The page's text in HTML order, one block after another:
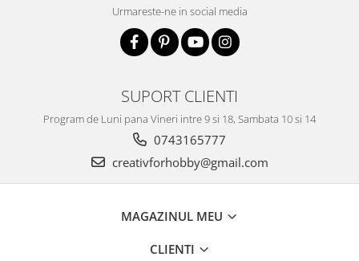
Urmareste-ne in social media
SUPORT CLIENTI
Program de Luni pana Vineri intre 9 si 18, Sambata 10 si 14
0743165777
creativforhobby@gmail.com
MAGAZINUL MEU
CLIENTI